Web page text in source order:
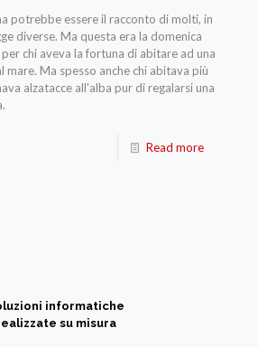
potrebbe essere il racconto di molti, in
diverse. Ma questa era la domenica
chi aveva la fortuna di abitare ad una
mare. Ma spesso anche chi abitava più
alzatacce all'alba pur di regalarsi una
Read more
informatiche
su misura